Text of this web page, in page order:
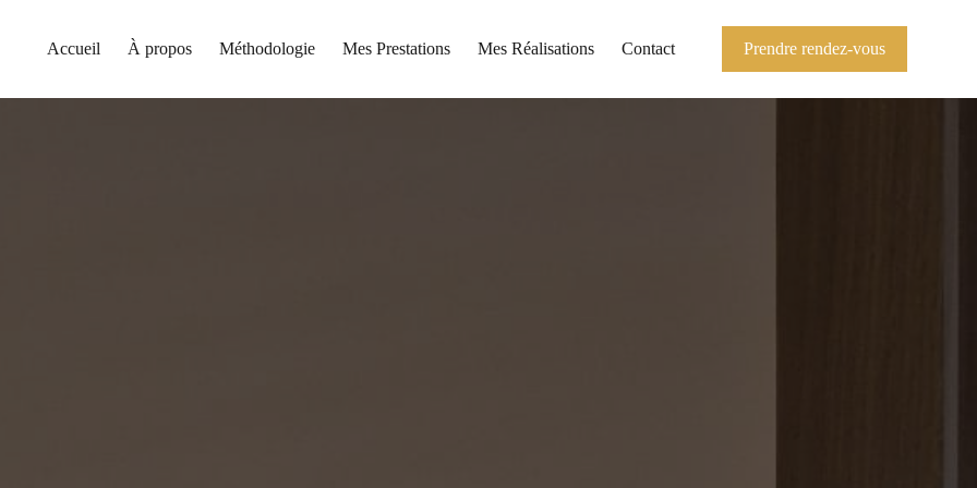
Accueil À propos Méthodologie Mes Prestations Mes Réalisations Contact Prendre rendez-vous